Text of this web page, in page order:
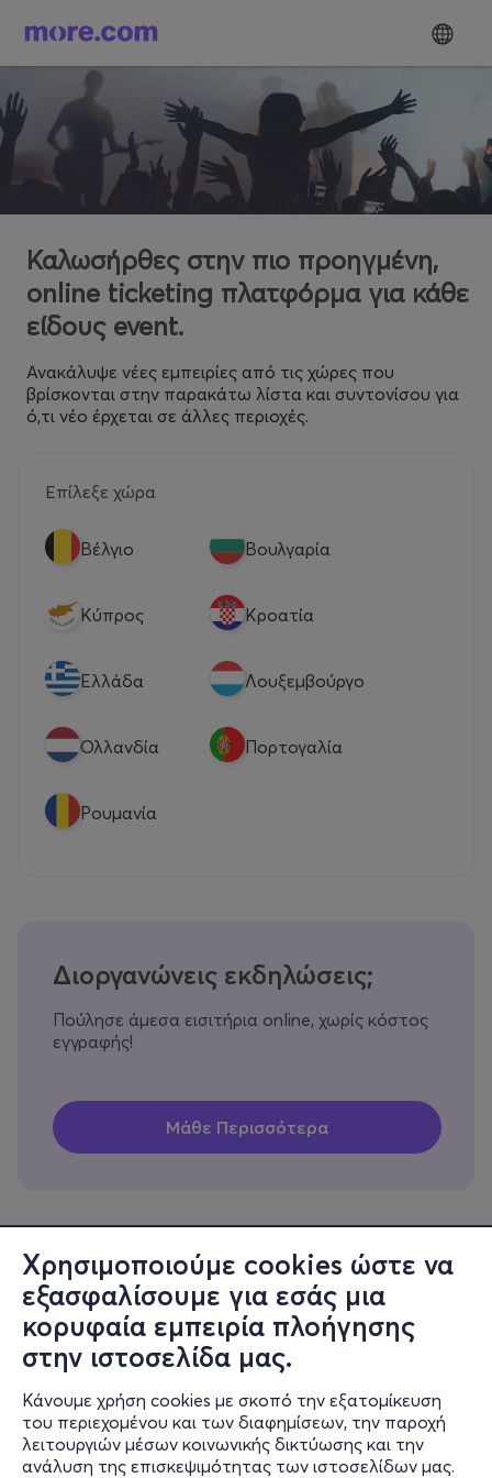
Χρησιμοποιούμε cookies ώστε να
εξασφαλίσουμε για εσάς μια
κορυφαία εμπειρία πλοήγησης
στην ιστοσελίδα μας.
Κάνουμε χρήση cookies με σκοπό την εξατομίκευση
του περιεχομένου και των διαφημίσεων, την παροχή
λειτουργιών μέσων κοινωνικής δικτύωσης και την
ανάλυση της επισκεψιμότητας των ιστοσελίδων μας.
Καλωσήρθες στην πιο προηγμένη,
online ticketing πλατφόρμα για κάθε
είδους event.
Ανακάλυψε νέες εμπειρίες από τις χώρες που
βρίσκονται στην παρακάτω λίστα και συντονίσου για
ό,τι νέο έρχεται σε άλλες περιοχές.
Επίλεξε χώρα
Βέλγιο Βουλγαρία
Κύπρος Κροατία
Eλλάδα Λουξεμβούργο
Ολλανδία Πορτογαλία
Ρουμανία
Διοργανώνεις εκδηλώσεις;
Πούλησε άμεσα εισιτήρια online, χωρίς κόστος
εγγραφής!
Πληροφορίες
Υποστήριξη
Stay Connected